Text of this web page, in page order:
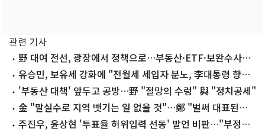
관련 기사
野 대여 전선, 광장에서 정책으로…부동산·ETF·보완수사권
3축유승민, 보유세 강화에 "전월세 세입자 분노, 李대통령 향할
것"'부동산 대책' 앞두고 공방…野 "절망의 수렁" 與 "정치공세"
金 "말실수로 지역 뺏기는 일 없을 것"…鄭 "벌써 대표된양
당직 나눠줘"
주진우, 윤상현 '투표율 허위입력 선동' 발언 비판…"부정선